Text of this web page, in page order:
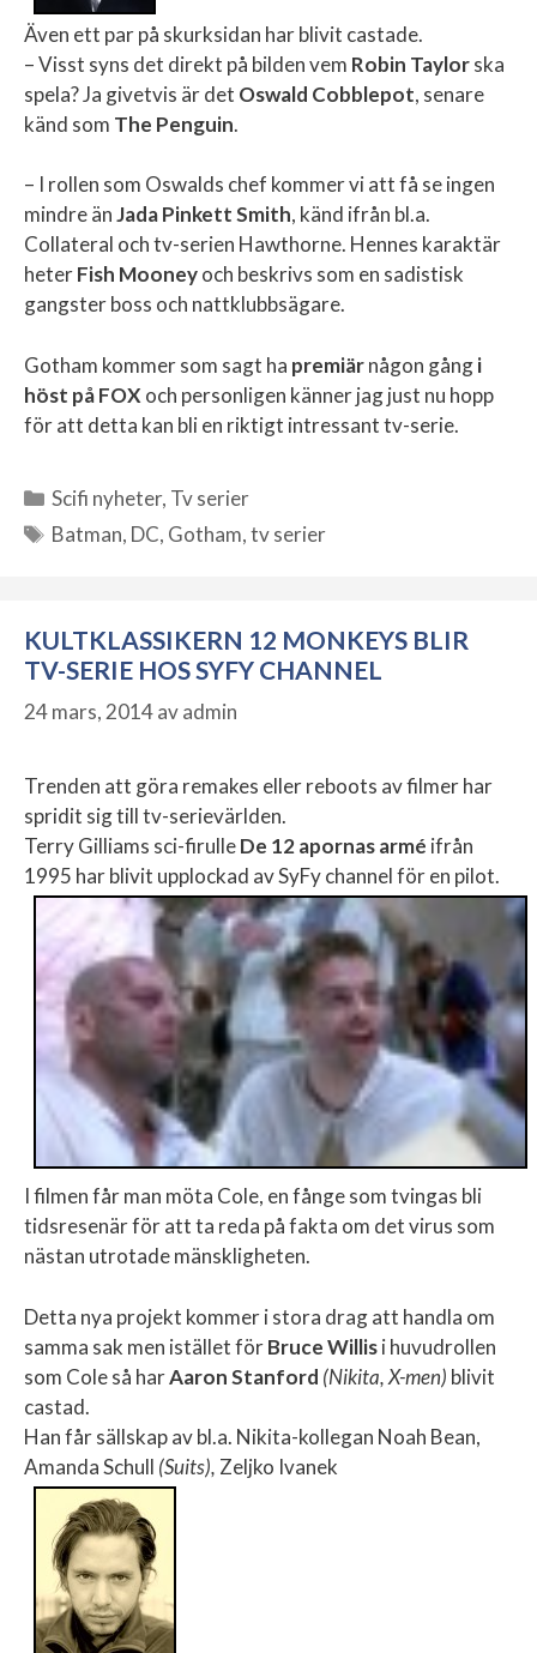
Även ett par på skurksidan har blivit castade.
– Visst syns det direkt på bilden vem Robin Taylorska
spela? Ja givetvis är det Oswald Cobblepot, senare
känd som The Penguin.
– I rollen som Oswalds chef kommer vi att få se ingen
mindre änJada Pinkett Smith, känd ifrån bl.a.
Collateral och tv-serien Hawthorne. Hennes karaktär
heterFish Mooneyoch beskrivs som en sadistisk
gangster boss och nattklubbsägare.
Gotham kommer som sagt ha premiärnågon gångi
höst på FOX och personligen känner jag just nu hopp
för att detta kan bli en riktigt intressant tv-serie.
Kategorier
Scifi nyheter, Tv serier
Batman, DC, Gotham,tv serier
KULTKLASSIKERN 12 MONKEYS BLIR
TV-SERIE HOS SYFY CHANNEL
24 mars, 2014avadmin
Trenden att göra remakes eller reboots av filmer har
spridit sig till tv-serievärlden.
Terry Gilliams sci-firulleDe 12 apornas armé ifrån
1995 har blivit upplockad av SyFy channel för en pilot.
I filmen får man möta Cole, en fånge som tvingas bli
tidsresenär för att ta reda på fakta om det virus som
nästan utrotade mänskligheten.
Detta nya projekt kommer i stora drag att handla om
samma sak men istället förBruce Willisi huvudrollen
som Cole så harAaron Stanford (Nikita, X-men) blivit
castad.
Han får sällskap av bl.a. Nikita-kollegan Noah Bean,
Amanda Schull (Suits), Zeljko Ivanek